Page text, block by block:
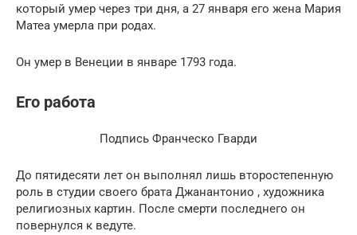
который умер через три дня, а 27 января его жена Мария
Матеа умерла при родах.
Он умер в Венеции в январе 1793 года.
Его работа
Подпись Франческо Гварди
До пятидесяти лет он выполнял лишь второстепенную
роль в студии своего брата Джанантонио , художника
религиозных картин. После смерти последнего он
повернулся к ведуте.